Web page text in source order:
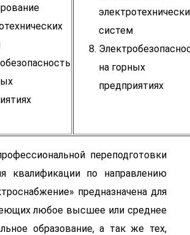
систем
на горных
предприятиях
переподготовки
квалификации по направлению
предназначена для
любое высшее или среднее
образование, а так же тех,